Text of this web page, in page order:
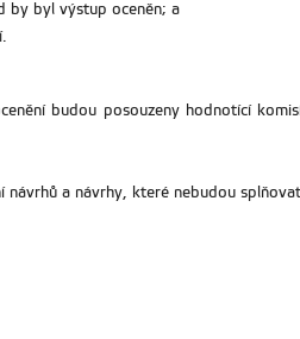
by byl výstup oceněn; a
budou posouzeny hodnotící
a návrhy, které nebudou